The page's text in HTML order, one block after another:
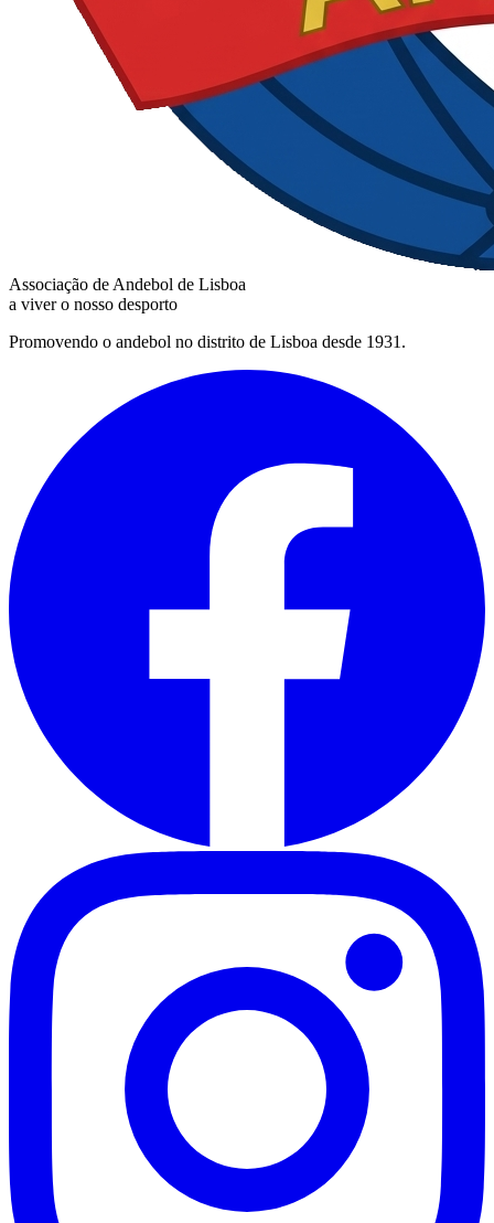
Associação de Andebol de Lisboa
a viver o nosso desporto
Promovendo o andebol no distrito de Lisboa desde 1931.